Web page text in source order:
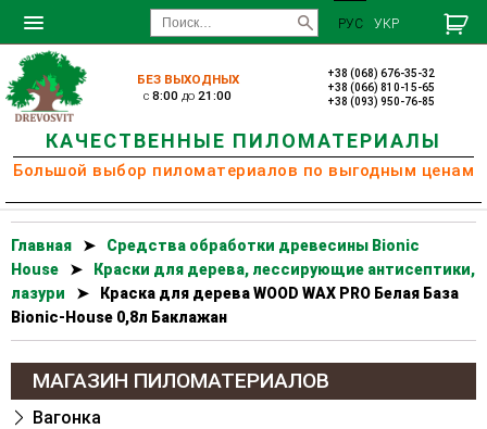
РУС УКР
БЕЗ ВЫХОДНЫХ
c8:00 до21:00
+38 (068) 676-35-32
+38 (066) 810-15-65
+38 (093) 950-76-85
КАЧЕСТВЕННЫЕ ПИЛОМАТЕРИАЛЫ
Большой выбор пиломатериалов по выгодным ценам
Главная ➤
Cредства обработки древесины Bionic
House
➤
Краски для дерева, лессирующие антисептики,
лазури
➤
Краска для дерева WOOD WAX PRO Белая База
Bionic-House 0,8л Баклажан
МАГАЗИН ПИЛОМАТЕРИАЛОВ
Вагонка